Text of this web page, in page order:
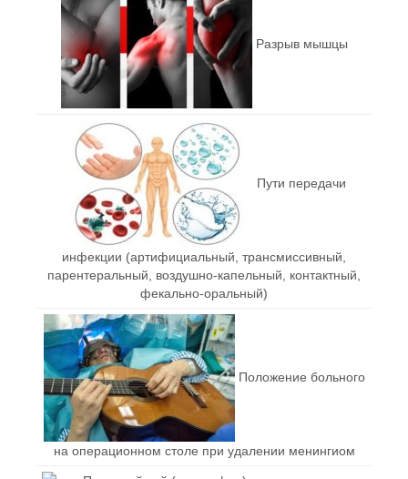
Разрыв мышцы
Пути передачи
инфекции (артифициальный, трансмиссивный,
парентеральный, воздушно-капельный, контактный,
фекально-оральный)
Положение больного
на операционном столе при удалении менингиом